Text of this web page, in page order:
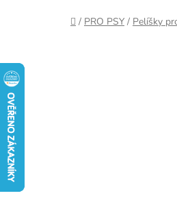
Domů
/ PRO PSY / Pelíšky